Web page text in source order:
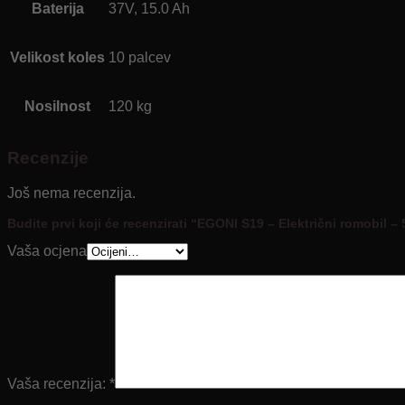
Baterija 37V, 15.0 Ah
Velikost koles 10 palcev
Nosilnost 120 kg
Recenzije
Još nema recenzija.
Budite prvi koji će recenzirati “EGONI S19 – Električni romobil –
Vaša ocjena
Vaša recenzija: *